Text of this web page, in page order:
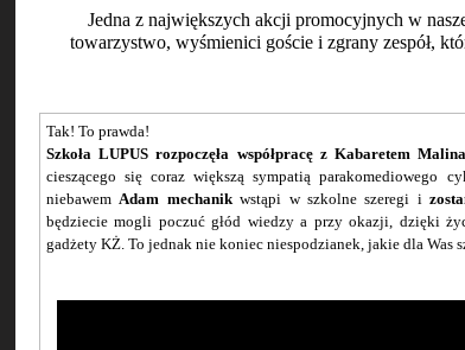
Jedna z największych akcji promocyjnych w
towarzystwo, wyśmienici goście i zgrany zespół,
Tak! To prawda!
Szkoła LUPUS rozpoczęła współpracę z Kabaretem Malina
cieszącego się coraz większą sympatią parakomediowego
niebawemAdam mechanikwstąpi w szkolne szeregi i
będziecie mogli poczuć głód wiedzy a przy okazji, dzięki
gadżety KŻ. To jednak nie koniec